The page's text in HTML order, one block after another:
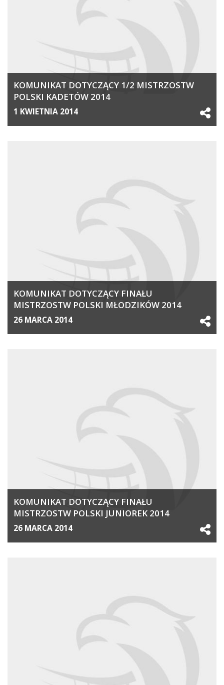
KOMUNIKAT DOTYCZĄCY 1/2 MISTRZOSTW
POLSKI KADETÓW 2014
1 KWIETNIA 2014
KOMUNIKAT DOTYCZĄCY FINAŁU
MISTRZOSTW POLSKI MŁODZIKÓW 2014
26 MARCA 2014
KOMUNIKAT DOTYCZĄCY FINAŁU
MISTRZOSTW POLSKI JUNIOREK 2014
26 MARCA 2014